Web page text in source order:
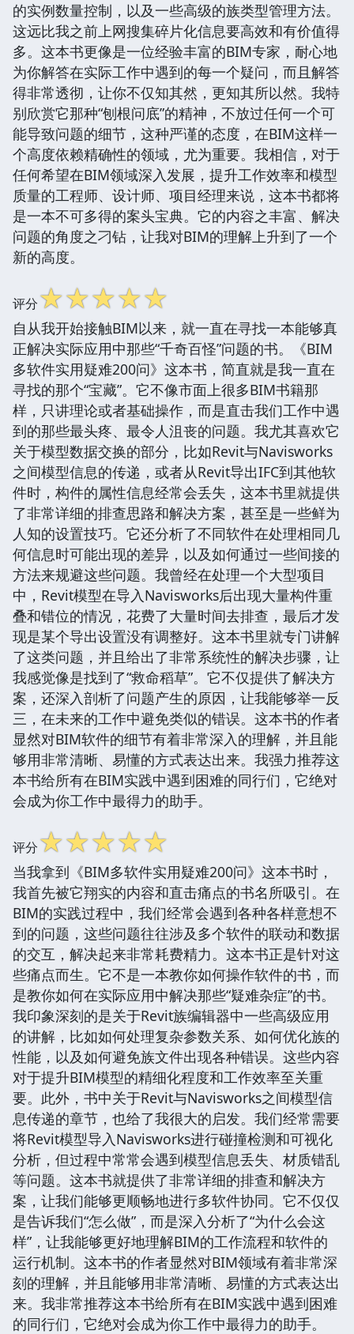
的实例数量控制，以及一些高级的族类型管理方法。
这远比我之前上网搜集碎片化信息要高效和有价值得
多。这本书更像是一位经验丰富的BIM专家，耐心地
为你解答在实际工作中遇到的每一个疑问，而且解答
得非常透彻，让你不仅知其然，更知其所以然。我特
别欣赏它那种“刨根问底”的精神，不放过任何一个可
能导致问题的细节，这种严谨的态度，在BIM这样一
个高度依赖精确性的领域，尤为重要。我相信，对于
任何希望在BIM领域深入发展，提升工作效率和模型
质量的工程师、设计师、项目经理来说，这本书都将
是一本不可多得的案头宝典。它的内容之丰富、解决
问题的角度之刁钻，让我对BIM的理解上升到了一个
新的高度。
评分☆☆☆☆☆
自从我开始接触BIM以来，就一直在寻找一本能够真
正解决实际应用中那些“千奇百怪”问题的书。《BIM
多软件实用疑难200问》这本书，简直就是我一直在
寻找的那个“宝藏”。它不像市面上很多BIM书籍那
样，只讲理论或者基础操作，而是直击我们工作中遇
到的那些最头疼、最令人沮丧的问题。我尤其喜欢它
关于模型数据交换的部分，比如Revit与Navisworks
之间模型信息的传递，或者从Revit导出IFC到其他软
件时，构件的属性信息经常会丢失，这本书里就提供
了非常详细的排查思路和解决方案，甚至是一些鲜为
人知的设置技巧。它还分析了不同软件在处理相同几
何信息时可能出现的差异，以及如何通过一些间接的
方法来规避这些问题。我曾经在处理一个大型项目
中，Revit模型在导入Navisworks后出现大量构件重
叠和错位的情况，花费了大量时间去排查，最后才发
现是某个导出设置没有调整好。这本书里就专门讲解
了这类问题，并且给出了非常系统性的解决步骤，让
我感觉像是找到了“救命稻草”。它不仅提供了解决方
案，还深入剖析了问题产生的原因，让我能够举一反
三，在未来的工作中避免类似的错误。这本书的作者
显然对BIM软件的细节有着非常深入的理解，并且能
够用非常清晰、易懂的方式表达出来。我强力推荐这
本书给所有在BIM实践中遇到困难的同行们，它绝对
会成为你工作中最得力的助手。
评分☆☆☆☆☆
当我拿到《BIM多软件实用疑难200问》这本书时，
我首先被它翔实的内容和直击痛点的书名所吸引。在
BIM的实践过程中，我们经常会遇到各种各样意想不
到的问题，这些问题往往涉及多个软件的联动和数据
的交互，解决起来非常耗费精力。这本书正是针对这
些痛点而生。它不是一本教你如何操作软件的书，而
是教你如何在实际应用中解决那些“疑难杂症”的书。
我印象深刻的是关于Revit族编辑器中一些高级应用
的讲解，比如如何处理复杂参数关系、如何优化族的
性能，以及如何避免族文件出现各种错误。这些内容
对于提升BIM模型的精细化程度和工作效率至关重
要。此外，书中关于Revit与Navisworks之间模型信
息传递的章节，也给了我很大的启发。我们经常需要
将Revit模型导入Navisworks进行碰撞检测和可视化
分析，但过程中常常会遇到模型信息丢失、材质错乱
等问题。这本书就提供了非常详细的排查和解决方
案，让我们能够更顺畅地进行多软件协同。它不仅仅
是告诉我们“怎么做”，而是深入分析了“为什么会这
样”，让我能够更好地理解BIM的工作流程和软件的
运行机制。这本书的作者显然对BIM领域有着非常深
刻的理解，并且能够用非常清晰、易懂的方式表达出
来。我非常推荐这本书给所有在BIM实践中遇到困难
的同行们，它绝对会成为你工作中最得力的助手。